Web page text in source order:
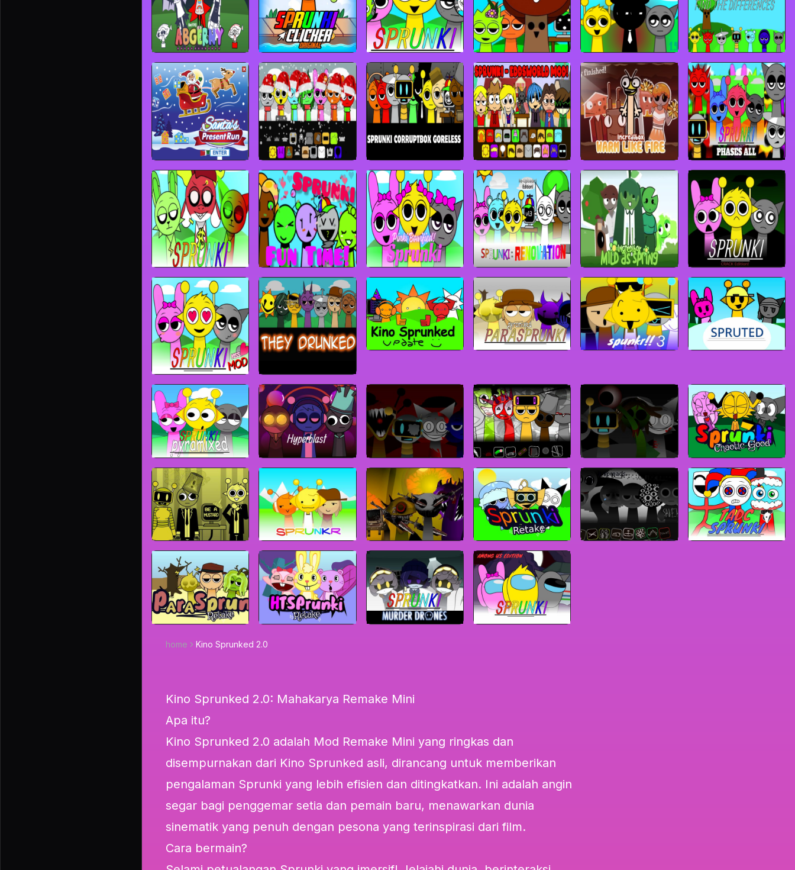
home Kino Sprunked 2.0
Kino Sprunked 2.0: Mahakarya Remake Mini
Apa itu?
Kino Sprunked 2.0 adalah Mod Remake Mini yang ringkas dan
disempurnakan dari Kino Sprunked asli, dirancang untuk memberikan
pengalaman Sprunki yang lebih efisien dan ditingkatkan. Ini adalah angin
segar bagi penggemar setia dan pemain baru, menawarkan dunia
sinematik yang penuh dengan pesona yang terinspirasi dari film.
Cara bermain?